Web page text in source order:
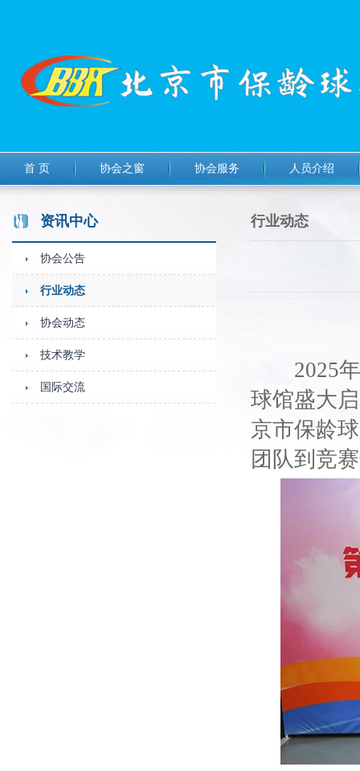
首 页 协会之窗 协会服务 人员介绍
资讯中心
协会公告
行业动态
协会动态
技术教学
国际交流
行业动态
2025年4
球馆盛大
京市保龄
团队到竞